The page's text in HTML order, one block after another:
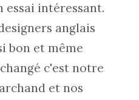
essai intéressant.
anglais
bon et même
c'est notre
et nos